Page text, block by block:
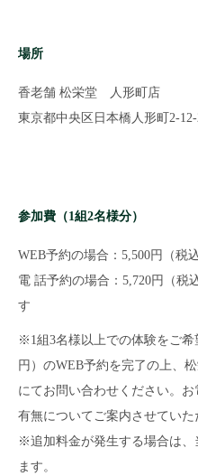
場所
香老舗 松栄堂 人形町店
東京都中央区日本橋人形町2-
参加費（1組2名様分）
WEB予約の場合：5,500円（税込
電 話予約の場合：5,720円（税
す
※1組3名様以上での体験をご希
円）のWEB予約を完了の上、
にてお問い合わせください。
有無についてご案内させていた
※追加料金が発生する場合は、
ます。